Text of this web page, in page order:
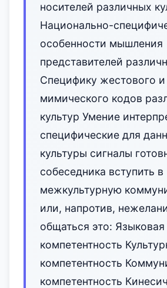
носителей различных
Национально-
особенности мышления
представителей
Специфику жестового и
мимического кодов
культур Умение
специфические для
культуры сигналы
собеседника вступить в
межкультурную
или, напротив,
общаться это: Языковая
компетентность
компетентность
компетентность